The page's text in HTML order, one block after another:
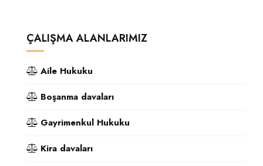
ÇALIŞMA ALANLARIMIZ
Aile Hukuku
Boşanma davaları
Gayrimenkul Hukuku
Kira davaları